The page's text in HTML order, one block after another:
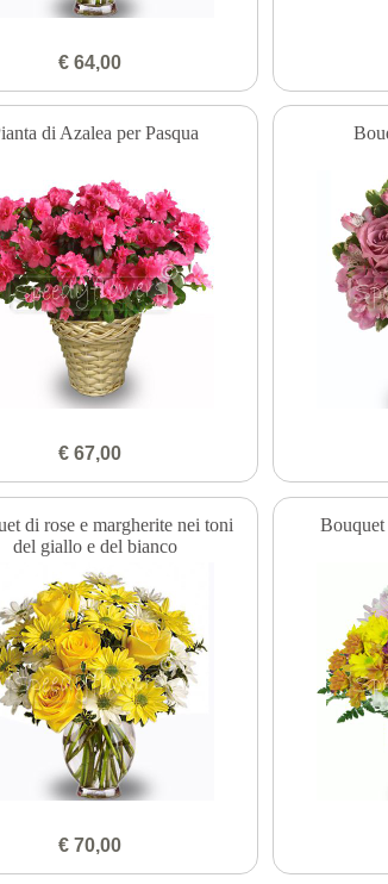
€ 64,00
di Azalea per Pasqua
€ 67,00
di rose e margherite nei toni
del giallo e del bianco
€ 70,00
Bouquet